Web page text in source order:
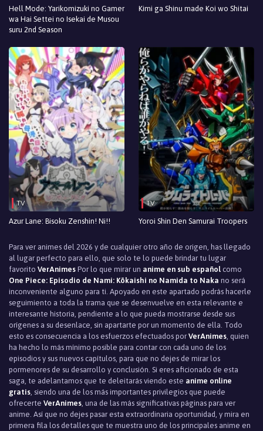
Hell Mode: Yarikomizuki no Gamer
wa Hai Settei no Isekai de Musou
suru 2nd Season
Kimi ga Shinu made Koi wo Shitai
TV
Azur Lane: Bisoku Zenshin! Ni!!
TV
Yoroi Shin Den Samurai Troopers
Para ver animes del 2026 y de cualquier otro año de origen, has llegado
al lugar perfecto para ello, que solo te lo puede brindar tu lugar
favorito VerAnimes Por lo que mirar un anime en sub español como
One Piece: Episodio de Nami: Kōkaishi no Namida to Naka no será
inconveniente alguno para ti. Apoyado en este apartado podrás hacerle
seguimiento a toda la trama que se desenvuelve en esta relevante e
interesante historia, pendiente a lo que pueda mostrarse desde sus
orígenes a su desenlace, sin apartarte por un momento de ella. Todo
esto es consecuencia a los esfuerzos efectuados por VerAnimes, quien
ha hecho lo más mínimo posible para contar con cada uno de los
episodios y sus nuevos capítulos, para que no dejes de mirar los
pormenores de su desarrollo y conclusión. Si eres aficionado de esta
saga, te adelantamos que te deleitarás viendo este anime online
gratis, siendo una de los más importantes privilegios que puede
ofrecerte VerAnimes, una de las más significativas páginas para ver
anime. Así que no dejes pasar esta extraordinaria oportunidad, y mira en
primera fila los detalles que te muestra uno de los principales anime en